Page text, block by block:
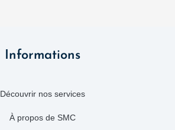
Informations
Découvrir nos services
À propos de SMC